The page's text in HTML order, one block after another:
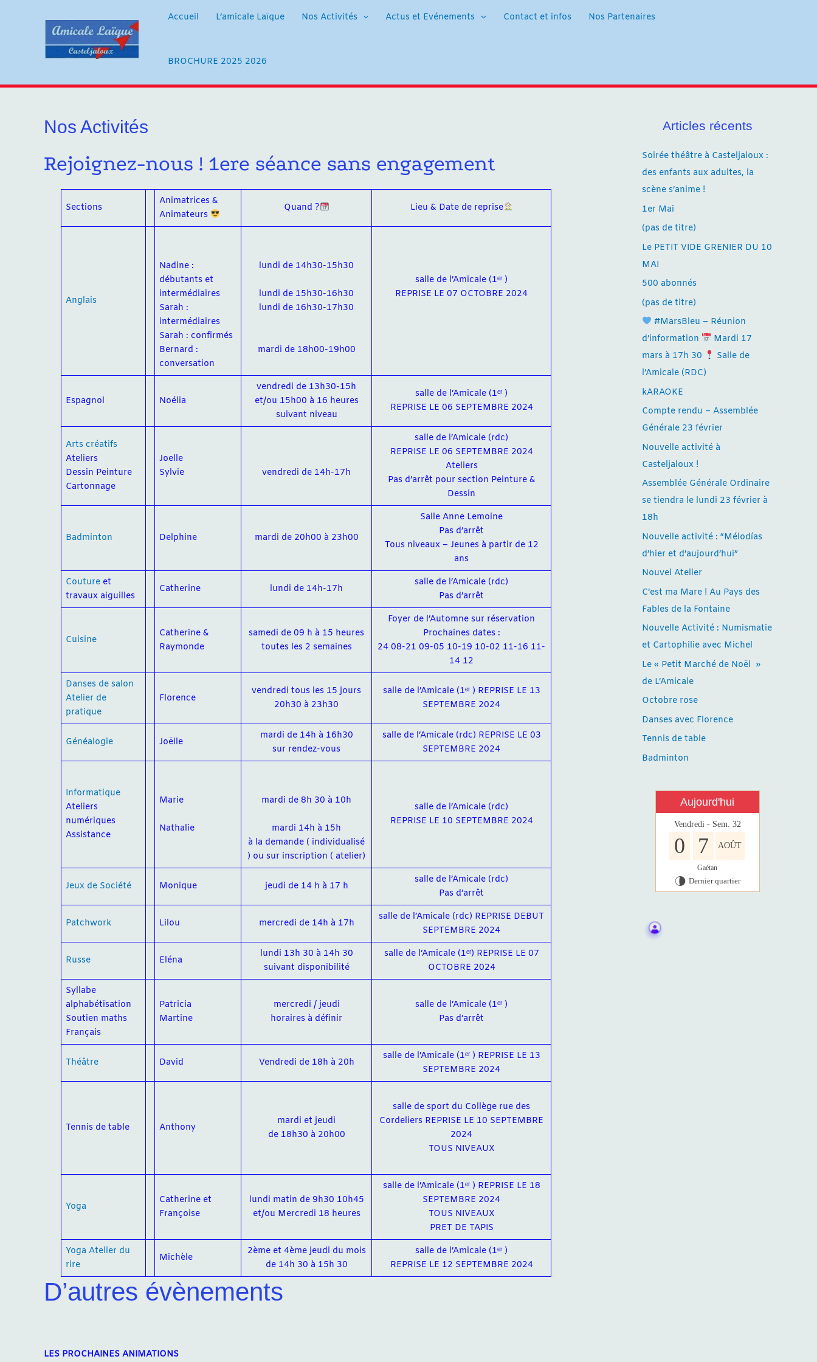
Accueil L’amicale Laïque Nos Activités Actus et Evénements Contact et infos Nos Partenaires
BROCHURE 2025 2026
Nos Activités
Rejoignez-nous ! 1ere séance sans engagement
Sections
Animatrices &
Animateurs
Quand ? Lieu & Date de reprise
Anglais
Nadine :
débutants et
intermédiaires
Sarah :
intermédiaires
Sarah : confirmés
Bernard :
conversation
lundi de 14h30-15h30
lundi de 15h30-16h30
lundi de 16h30-17h30
mardi de 18h00-19h00
salle de l’Amicale (1ᵉʳ )
REPRISE LE 07 OCTOBRE 2024
Espagnol Noélia
vendredi de 13h30-15h
et/ou 15h00 à 16 heures
suivant niveau
salle de l’Amicale (1ᵉʳ )
REPRISE LE 06 SEPTEMBRE 2024
Arts créatifs
Ateliers
Dessin Peinture
Cartonnage
Joelle
Sylvie
vendredi de 14h-17h
salle de l’Amicale (rdc)
REPRISE LE 06 SEPTEMBRE 2024
Ateliers
Pas d’arrêt pour section Peinture &
Dessin
Badminton Delphine mardi de 20h00 à 23h00
Salle Anne Lemoine
Pas d’arrêt
Tous niveaux – Jeunes à partir de 12
ans
Couture et
travaux aiguilles
Catherine lundi de 14h-17h
salle de l’Amicale (rdc)
Pas d’arrêt
Cuisine
Catherine &
Raymonde
samedi de 09 h à 15 heures
toutes les 2 semaines
Foyer de l’Automne sur réservation
Prochaines dates :
24 08-21 09-05 10-19 10-02 11-16 11-
14 12
Danses de salon
Atelier de
pratique
Florence
vendredi tous les 15 jours
20h30 à 23h30
salle de l’Amicale (1ᵉʳ ) REPRISE LE 13
SEPTEMBRE 2024
Généalogie Joëlle
mardi de 14h à 16h30
sur rendez-vous
salle de l’Amicale (rdc) REPRISE LE 03
SEPTEMBRE 2024
Informatique
Ateliers
numériques
Assistance
Marie
Nathalie
mardi de 8h 30 à 10h
mardi 14h à 15h
à la demande ( individualisé
) ou sur inscription ( atelier)
salle de l’Amicale (rdc)
REPRISE LE 10 SEPTEMBRE 2024
Jeux de Société Monique jeudi de 14 h à 17 h
salle de l’Amicale (rdc)
Pas d’arrêt
Patchwork Lilou mercredi de 14h à 17h
salle de l’Amicale (rdc) REPRISE DEBUT
SEPTEMBRE 2024
Russe Eléna
lundi 13h 30 à 14h 30
suivant disponibilité
salle de l’Amicale (1ᵉʳ) REPRISE LE 07
OCTOBRE 2024
Syllabe
alphabétisation
Soutien maths
Français
Patricia
Martine
mercredi / jeudi
horaires à définir
salle de l’Amicale (1ᵉʳ )
Pas d’arrêt
Théâtre David Vendredi de 18h à 20h
salle de l’Amicale (1ᵉʳ ) REPRISE LE 13
SEPTEMBRE 2024
Tennis de table Anthony
mardi et jeudi
de 18h30 à 20h00
salle de sport du Collège rue des
Cordeliers REPRISE LE 10 SEPTEMBRE
2024
TOUS NIVEAUX
Yoga
Catherine et
Françoise
lundi matin de 9h30 10h45
et/ou Mercredi 18 heures
salle de l’Amicale (1ᵉʳ ) REPRISE LE 18
SEPTEMBRE 2024
TOUS NIVEAUX
PRET DE TAPIS
Yoga Atelier du
rire
Michèle
2ème et 4ème jeudi du mois
de 14h 30 à 15h 30
salle de l’Amicale (1ᵉʳ )
REPRISE LE 12 SEPTEMBRE 2024
D’autres évènements
LES PROCHAINES ANIMATIONS
Articles récents
Soirée théâtre à Casteljaloux :
des enfants aux adultes, la
scène s’anime !
1er Mai
(pas de titre)
Le PETIT VIDE GRENIER DU 10
MAI
500 abonnés
(pas de titre)
#MarsBleu – Réunion
d’information
Mardi 17
mars à 17h 30
Salle de
l’Amicale (RDC)
kARAOKE
Compte rendu – Assemblée
Générale 23 février
Nouvelle activité à
Casteljaloux !
Assemblée Générale Ordinaire
se tiendra le lundi 23 février à
18h
Nouvelle activité : “Mélodías
d’hier et d’aujourd’hui”
Nouvel Atelier
C’est ma Mare ! Au Pays des
Fables de la Fontaine
Nouvelle Activité : Numismatie
et Cartophilie avec Michel
Le « Petit Marché de Noël »
de L’Amicale
Octobre rose
Danses avec Florence
Tennis de table
Badminton
Aujourd'hui
Vendredi - Sem. 32
0 7 AOÛT
Gaétan
U Dernier quartier